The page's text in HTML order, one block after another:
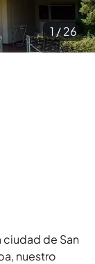
1 /26
ciudad de San
nuestro